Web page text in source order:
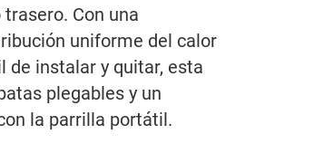
Con una
uniforme del calor
de instalar y quitar, esta
plegables y un
la parrilla portátil.